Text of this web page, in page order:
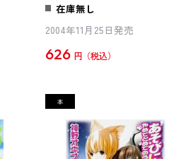
在庫無し
2004年11月25日発売
626 円